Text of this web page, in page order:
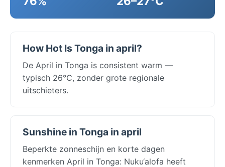
How Hot Is Tonga in april?
De April in Tonga is consistent warm —
typisch 26°C, zonder grote regionale
uitschieters.
Sunshine in Tonga in april
Beperkte zonneschijn en korte dagen
kenmerken April in Tonga: Nuku‘alofa heeft